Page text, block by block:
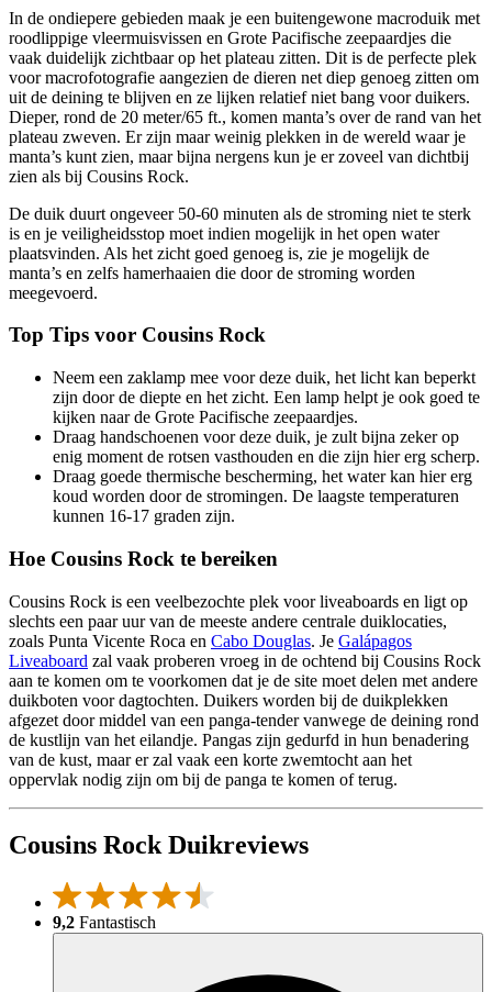
In de ondiepere gebieden maak je een buitengewone macroduik met
roodlippige vleermuisvissen en Grote Pacifische zeepaardjes die
vaak duidelijk zichtbaar op het plateau zitten. Dit is de perfecte plek
voor macrofotografie aangezien de dieren net diep genoeg zitten om
uit de deining te blijven en ze lijken relatief niet bang voor duikers.
Dieper, rond de 20 meter/65 ft., komen manta’s over de rand van het
plateau zweven. Er zijn maar weinig plekken in de wereld waar je
manta’s kunt zien, maar bijna nergens kun je er zoveel van dichtbij
zien als bij Cousins Rock.
De duik duurt ongeveer 50-60 minuten als de stroming niet te sterk
is en je veiligheidsstop moet indien mogelijk in het open water
plaatsvinden. Als het zicht goed genoeg is, zie je mogelijk de
manta’s en zelfs hamerhaaien die door de stroming worden
meegevoerd.
Top Tips voor Cousins Rock
Neem een zaklamp mee voor deze duik, het licht kan beperkt
zijn door de diepte en het zicht. Een lamp helpt je ook goed te
kijken naar de Grote Pacifische zeepaardjes.
Draag handschoenen voor deze duik, je zult bijna zeker op
enig moment de rotsen vasthouden en die zijn hier erg scherp.
Draag goede thermische bescherming, het water kan hier erg
koud worden door de stromingen. De laagste temperaturen
kunnen 16-17 graden zijn.
Hoe Cousins Rock te bereiken
Cousins Rock is een veelbezochte plek voor liveaboards en ligt op
slechts een paar uur van de meeste andere centrale duiklocaties,
zoals Punta Vicente Roca en Cabo Douglas. Je Galápagos
Liveaboard zal vaak proberen vroeg in de ochtend bij Cousins Rock
aan te komen om te voorkomen dat je de site moet delen met andere
duikboten voor dagtochten. Duikers worden bij de duikplekken
afgezet door middel van een panga-tender vanwege de deining rond
de kustlijn van het eilandje. Pangas zijn gedurfd in hun benadering
van de kust, maar er zal vaak een korte zwemtocht aan het
oppervlak nodig zijn om bij de panga te komen of terug.
Cousins Rock Duikreviews
9,2 Fantastisch